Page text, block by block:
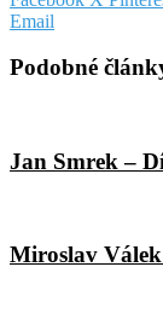
Email
Podobné
Jan Smrek –
Miroslav